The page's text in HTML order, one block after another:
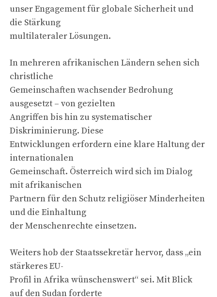
unser Engagement für globale Sicherheit und
die Stärkung
multilateraler Lösungen.
In mehreren afrikanischen Ländern sehen sich
christliche
Gemeinschaften wachsender Bedrohung
ausgesetzt – von gezielten
Angriffen bis hin zu systematischer
Diskriminierung. Diese
Entwicklungen erfordern eine klare Haltung der
internationalen
Gemeinschaft. Österreich wird sich im Dialog
mit afrikanischen
Partnern für den Schutz religiöser Minderheiten
und die Einhaltung
der Menschenrechte einsetzen.
Weiters hob der Staatssekretär hervor, dass „ein
stärkeres EU-
Profil in Afrika wünschenswert“ sei. Mit Blick
auf den Sudan forderte